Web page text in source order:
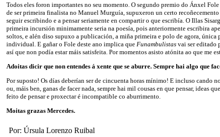
Todos eles foron importantes no seu momento. O segundo premio do Ánxel
de ser primeira finalista no Manuel Murguía, supuxeron un certo
seguir escribindo e a pensar seriamente en compartir o que escribía. O Illas
primeira incursión minimamente seria na poesía, pois anteriormente escribira
soltos, e alén diso supuxo a publicación, a miña primeira e polo de agora, única
individual. E gañar o Fole deste ano implica que Funambulistas vai ser editado
así que non podía estar máis satisfeita. Por momentos asisto atónita ao que me
Adoitas dicir que non entendes á xente que se aburre. Sempre hai algo que
Por suposto! Os días deberían ser de cincuenta horas mínimo! E incluso cando
ou, máis ben, ganas de facer nada, sempre hai mil cousas en que pensar, ideas
feito de pensar e proxectar é incompatible co aburrimento.
Moitas grazas Mercedes.
Por: Úrsula Lorenzo Ruibal